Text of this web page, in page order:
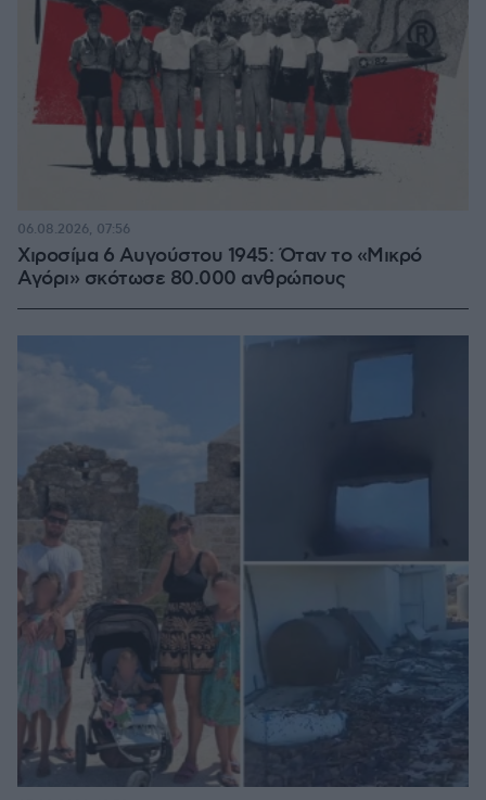
Χιροσίμα 6 Αυγούστου 1945: Όταν το «Μικρό
Αγόρι» σκότωσε 80.000 ανθρώπους
06.08.2026, 07:56